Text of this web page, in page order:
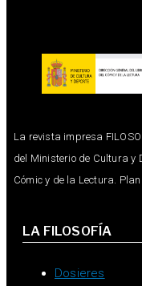
La revista impresa
del Ministerio de Cultura y
Cómic y de la Lectura.
LA FILOSOFÍA
Dosieres